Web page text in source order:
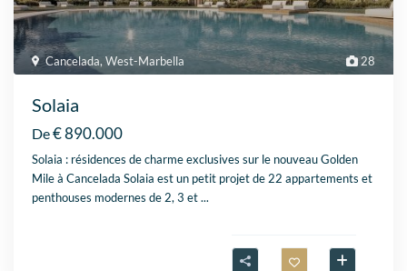
28
Cancelada,West-Marbella
Solaia
De€ 890.000
Solaia : résidences de charme exclusives sur le nouveau Golden
Mile à Cancelada Solaia est un petit projet de 22 appartements et
penthouses modernes de 2, 3 et...